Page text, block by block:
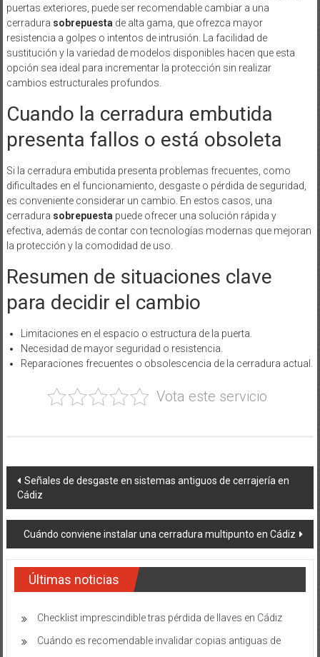
puertas exteriores, puede ser recomendable cambiar a una
cerradura sobrepuestade alta gama, que ofrezca mayor
resistencia a golpes o intentos de intrusión. La facilidad de
sustitución y la variedad de modelos disponibles hacen que esta
opción sea ideal para incrementar la protección sin realizar
cambios estructurales profundos.
Cuando la cerradura embutida
presenta fallos o está obsoleta
Si la cerradura embutida presenta problemas frecuentes, como
dificultades en el funcionamiento, desgaste o pérdida de seguridad,
es conveniente considerar un cambio. En estos casos, una
cerradura sobrepuestapuede ofrecer una solución rápida y
efectiva, además de contar con tecnologías modernas que mejoran
la protección y la comodidad de uso.
Resumen de situaciones clave
para decidir el cambio
Limitaciones en el espacio o estructura de la puerta.
Necesidad de mayor seguridad o resistencia.
Reparaciones frecuentes o obsolescencia de la cerradura actual.
Vota este servicio
Navegación
de
entradas
Señales de desgaste en sistemas antiguos de cerrajería en
Cádiz
Cuándo conviene instalar una cerradura multipunto en Cádiz
Últimas noticias
Checklist imprescindible tras pérdida de llaves en Cádiz
Cuándo es recomendable invalidar copias antiguas de